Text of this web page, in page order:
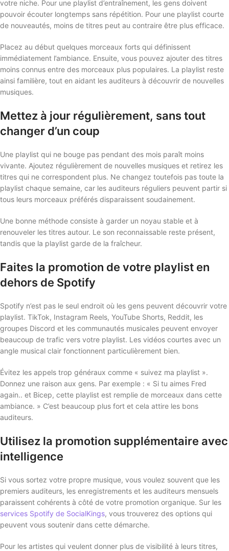
votre niche. Pour une playlist d’entraînement, les gens doivent
pouvoir écouter longtemps sans répétition. Pour une playlist courte
de nouveautés, moins de titres peut au contraire être plus efficace.
Placez au début quelques morceaux forts qui définissent
immédiatement l’ambiance. Ensuite, vous pouvez ajouter des titres
moins connus entre des morceaux plus populaires. La playlist reste
ainsi familière, tout en aidant les auditeurs à découvrir de nouvelles
musiques.
Mettez à jour régulièrement, sans tout
changer d’un coup
Une playlist qui ne bouge pas pendant des mois paraît moins
vivante. Ajoutez régulièrement de nouvelles musiques et retirez les
titres qui ne correspondent plus. Ne changez toutefois pas toute la
playlist chaque semaine, car les auditeurs réguliers peuvent partir si
tous leurs morceaux préférés disparaissent soudainement.
Une bonne méthode consiste à garder un noyau stable et à
renouveler les titres autour. Le son reconnaissable reste présent,
tandis que la playlist garde de la fraîcheur.
Faites la promotion de votre playlist en
dehors de Spotify
Spotify n’est pas le seul endroit où les gens peuvent découvrir votre
playlist. TikTok, Instagram Reels, YouTube Shorts, Reddit, les
groupes Discord et les communautés musicales peuvent envoyer
beaucoup de trafic vers votre playlist. Les vidéos courtes avec un
angle musical clair fonctionnent particulièrement bien.
Évitez les appels trop généraux comme « suivez ma playlist ».
Donnez une raison aux gens. Par exemple : « Si tu aimes Fred
again.. et Bicep, cette playlist est remplie de morceaux dans cette
ambiance. » C’est beaucoup plus fort et cela attire les bons
auditeurs.
Utilisez la promotion supplémentaire avec
intelligence
Si vous sortez votre propre musique, vous voulez souvent que les
premiers auditeurs, les enregistrements et les auditeurs mensuels
paraissent cohérents à côté de votre promotion organique. Sur les
services Spotify de SocialKings, vous trouverez des options qui
peuvent vous soutenir dans cette démarche.
Pour les artistes qui veulent donner plus de visibilité à leurs titres,